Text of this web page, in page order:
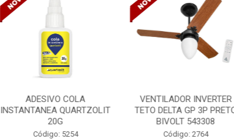
ADESIVO COLA
INSTANTANEA QUARTZOLIT
20G
Código: 5254
VENTILADOR INVERTER
TETO DELTA GP 3P PRETO
BIVOLT 543308
Código: 2764